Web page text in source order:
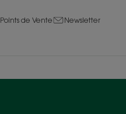
Points de Vente Newsletter